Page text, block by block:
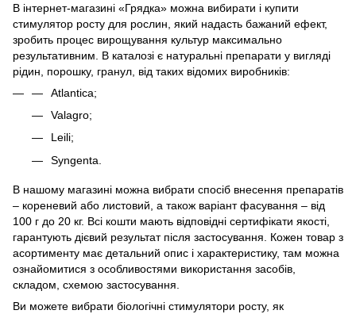
В інтернет-магазині «Грядка» можна вибирати і купити
стимулятор росту для рослин, який надасть бажаний ефект,
зробить процес вирощування культур максимально
результативним. В каталозі є натуральні препарати у вигляді
рідин, порошку, гранул, від таких відомих виробників:
Atlantica;
Valagro;
Leili;
Syngenta.
В нашому магазині можна вибрати спосіб внесення препаратів
– кореневий або листовий, а також варіант фасування – від
100 г до 20 кг. Всі кошти мають відповідні сертифікати якості,
гарантують дієвий результат після застосування. Кожен товар з
асортименту має детальний опис і характеристику, там можна
ознайомитися з особливостями використання засобів,
складом, схемою застосування.
Ви можете вибрати біологічні стимулятори росту, як